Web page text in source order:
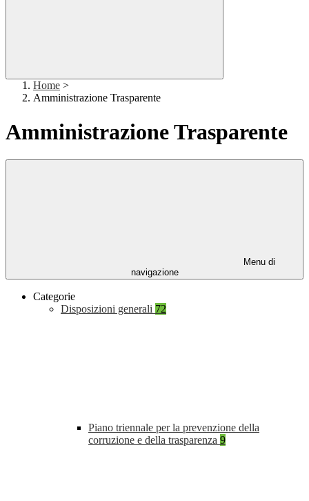
Home >
Amministrazione Trasparente
Amministrazione Trasparente
Menu di
navigazione
Categorie
Disposizioni generali 72
Piano triennale per la prevenzione della
corruzione e della trasparenza 9